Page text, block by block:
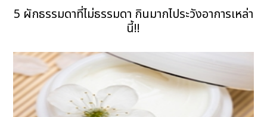
5 ผักธรรมดาที่ไม่ธรรมดา กินมากไประวังอาการเหล่า
นี้!!